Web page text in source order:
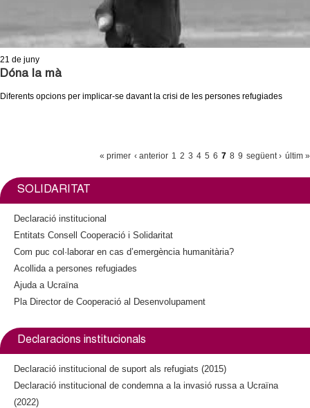
21 de juny
Dóna la mà
Diferents opcions per implicar-se davant la crisi de les persones refugiades
G
« primer ‹ anterior 1 2 3 4 5 6 7 8 9 següent › últim »
SOLIDARITAT
Declaració institucional
Entitats Consell Cooperació i Solidaritat
Com puc col·laborar en cas d’emergència humanitària?
Acollida a persones refugiades
Ajuda a Ucraïna
Pla Director de Cooperació al Desenvolupament
Declaracions institucionals
Declaració institucional de suport als refugiats (2015)
Declaració institucional de condemna a la invasió russa a Ucraïna
(2022)